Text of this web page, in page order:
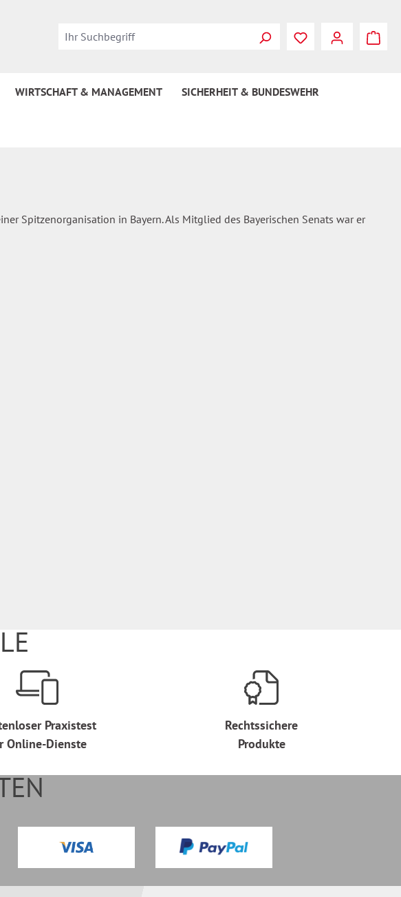
Du hast 0
WIRTSCHAFT & MANAGEMENT SICHERHEIT & BUNDESWEHR
Spitzenorganisation in Bayern. Als Mitglied des Bayerischen Senats war er
Praxistest
Online-Dienste
Rechtssichere
Produkte